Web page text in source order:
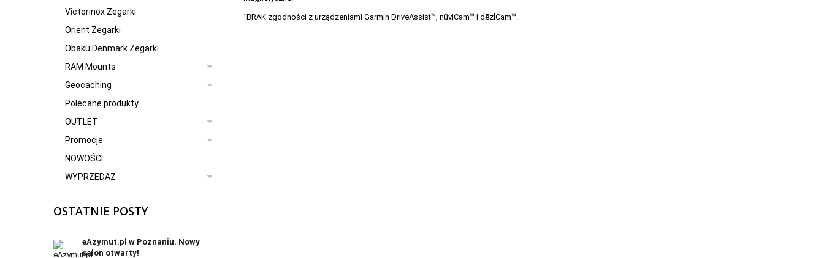
Victorinox Zegarki
Orient Zegarki
Obaku Denmark Zegarki
RAM Mounts
Geocaching
Polecane produkty
OUTLET
Promocje
NOWOŚCI
WYPRZEDAŻ
OSTATNIE POSTY
eAzymut.pl w Poznaniu. Nowy
salon otwarty!
¹BRAK zgodności z urządzeniami Garmin DriveAssist™, nüviCam™ i dēzlCam™.